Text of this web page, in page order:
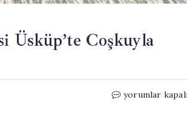
Üsküp’te Coşkuyla
Osmangazi
yorumlar